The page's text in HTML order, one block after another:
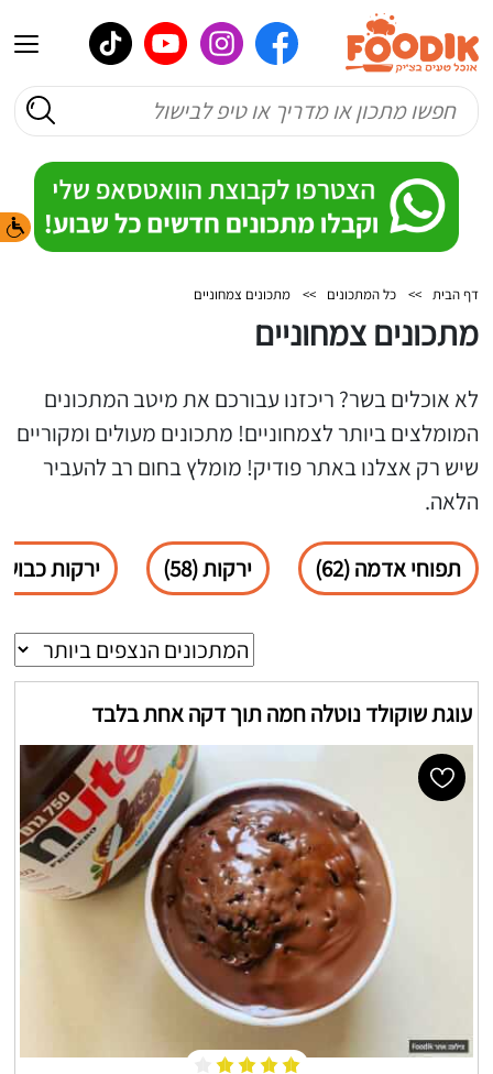
דף הבית >> כל המתכונים >> מתכונים צמחוניים
מתכונים צמחוניים
לא אוכלים בשר? ריכזנו עבורכם את מיטב המתכונים
המומלצים ביותר לצמחוניים! מתכונים מעולים ומקוריים
שיש רק אצלנו באתר פודיק! מומלץ בחום רב להעביר
הלאה.
תפוחי אדמה (62) ירקות (58) ירקות
עוגת שוקולד נוטלה חמה תוך דקה אחת בלבד